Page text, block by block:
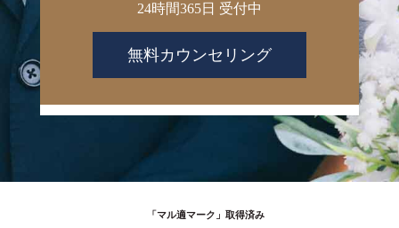
24時間365日 受付中
無料カウンセリング
「マル適マーク」取得済み